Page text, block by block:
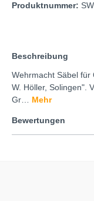
Produktnummer:
Beschreibung
Wehrmacht Säbel für
W. Höller, Solingen".
Gr… Mehr
Bewertungen